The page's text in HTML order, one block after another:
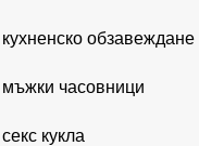
кухненско обзавеждане
мъжки часовници
секс кукла